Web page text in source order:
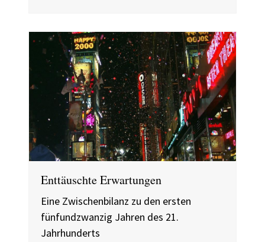
Enttäuschte Erwartungen
Eine Zwischenbilanz zu den ersten
fünfundzwanzig Jahren des 21.
Jahrhunderts